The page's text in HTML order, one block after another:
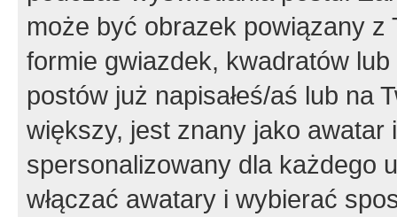
może być obrazek powiązany z
formie gwiazdek, kwadratów
postów już napisałeś/aś lub na
większy, jest znany jako
spersonalizowany dla każdego
włączać awatary i wybierać